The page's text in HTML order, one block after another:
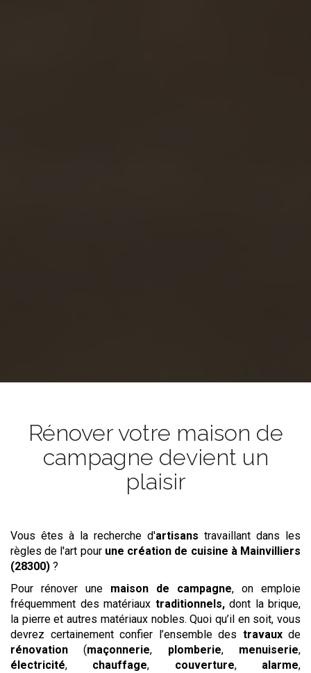
Rénover votre maison de
campagne devient un
plaisir
Vous êtes à la recherche d'artisans travaillant dans les
règles de l'art pour une création de cuisine à Mainvilliers
(28300) ?
Pour rénover une maison de campagne, on emploie
fréquemment des matériaux traditionnels,dont la brique,
la pierre et autres matériaux nobles. Quoi qu’il en soit, vous
devrez certainement confier l’ensemble des travauxde
rénovation (maçonnerie, plomberie, menuiserie,
électricité, chauffage, couverture, alarme,